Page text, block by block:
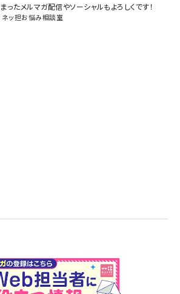
たメルマガ配信やソーシャルもよろしくです！
ネッ担お悩み相談室